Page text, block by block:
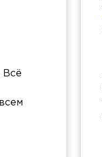
Всё